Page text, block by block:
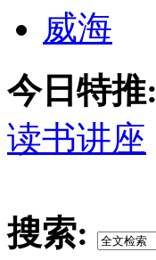
威海
今日特推:
读书讲座
搜索: